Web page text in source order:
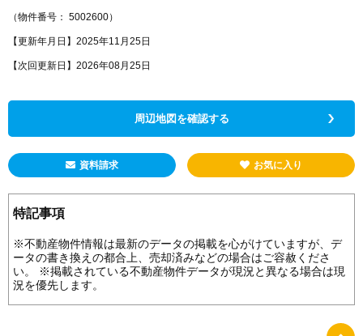
（物件番号： 5002600）
【更新年月日】2025年11月25日
【次回更新日】2026年08月25日
周辺地図を確認する
資料請求 お気に入り
特記事項
※不動産物件情報は最新のデータの掲載を心がけていますが、デ
ータの書き換えの都合上、売却済みなどの場合はご容赦くださ
い。 ※掲載されている不動産物件データが現況と異なる場合は現
況を優先します。